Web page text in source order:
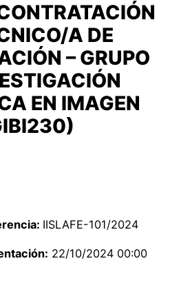
A DE
– GRUPO
EN IMAGEN
IISLAFE-101/2024
22/10/2024 00:00